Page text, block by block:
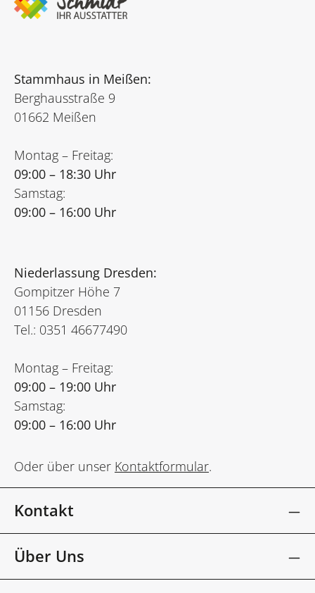
Stammhaus in Meißen:
Berghausstraße 9
01662 Meißen
Montag – Freitag:
09:00 – 18:30 Uhr
Samstag:
09:00 – 16:00 Uhr
Niederlassung Dresden:
Gompitzer Höhe 7
01156 Dresden
Tel.: 0351 46677490
Montag – Freitag:
09:00 – 19:00 Uhr
Samstag:
09:00 – 16:00 Uhr
Oder über unser Kontaktformular.
Kontakt
Über Uns